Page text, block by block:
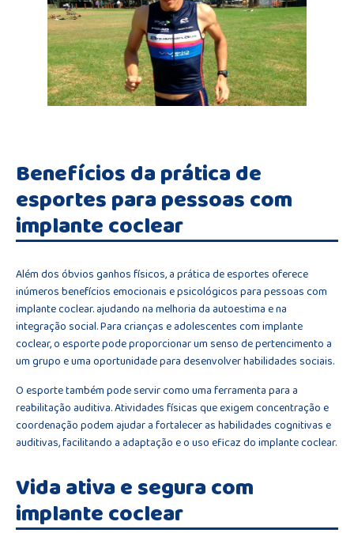
Benefícios da prática de
esportes para pessoas com
implante coclear
Além dos óbvios ganhos físicos, a prática de esportes oferece
inúmeros benefícios emocionais e psicológicos para pessoas com
implante coclear. ajudando na melhoria da autoestima e na
integração social. Para crianças e adolescentes com implante
coclear, o esporte pode proporcionar um senso de pertencimento a
um grupo e uma oportunidade para desenvolver habilidades sociais.
O esporte também pode servir como uma ferramenta para a
reabilitação auditiva. Atividades físicas que exigem concentração e
coordenação podem ajudar a fortalecer as habilidades cognitivas e
auditivas, facilitando a adaptação e o uso eficaz do implante coclear.
Vida ativa e segura com
implante coclear